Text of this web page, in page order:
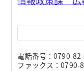
電話番号：0790-
ファックス：0790-